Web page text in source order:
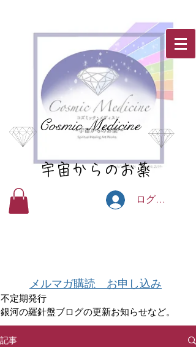
Cosmic Medicine
宇宙からのお薬
ログイン
メルマガ購読 お申し込み
不定期発行
銀河の羅針盤ブログの更新お知らせなど。
記事